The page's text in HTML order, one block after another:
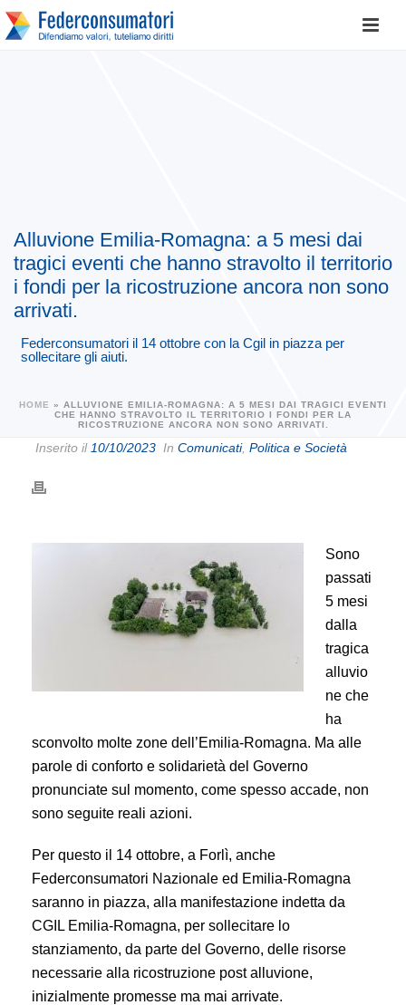
Alluvione Emilia-Romagna: a 5 mesi dai
tragici eventi che hanno stravolto il territorio
i fondi per la ricostruzione ancora non sono
arrivati.
Federconsumatori il 14 ottobre con la Cgil in piazza per
sollecitare gli aiuti.
HOME » ALLUVIONE EMILIA-ROMAGNA: A 5 MESI DAI TRAGICI EVENTI
CHE HANNO STRAVOLTO IL TERRITORIO I FONDI PER LA
RICOSTRUZIONE ANCORA NON SONO ARRIVATI.
Inserito il 10/10/2023 In Comunicati, Politica e Società
Sono
passati
5 mesi
dalla
tragica
alluvio
ne che
ha
sconvolto molte zone dell’Emilia-Romagna. Ma alle
parole di conforto e solidarietà del Governo
pronunciate sul momento, come spesso accade, non
sono seguite reali azioni.
Per questo il 14 ottobre, a Forlì, anche
Federconsumatori Nazionale ed Emilia-Romagna
saranno in piazza, alla manifestazione indetta da
CGIL Emilia-Romagna, per sollecitare lo
stanziamento, da parte del Governo, delle risorse
necessarie alla ricostruzione post alluvione,
inizialmente promesse ma mai arrivate.